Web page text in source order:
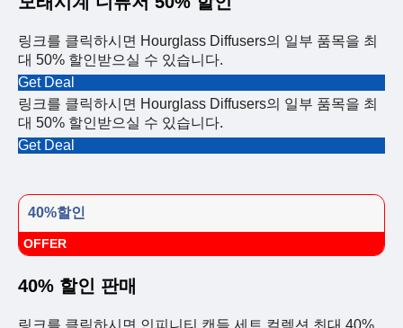
링크를 클릭하시면 Hourglass Diffusers의 일부 품목을 최
대 50% 할인받으실 수 있습니다.
Get Deal
링크를 클릭하시면 Hourglass Diffusers의 일부 품목을 최
대 50% 할인받으실 수 있습니다.
Get Deal
40%할인
OFFER
40% 할인 판매
링크를 클릭하시면 인피니티 캔들 세트 컬렉션 최대 40%